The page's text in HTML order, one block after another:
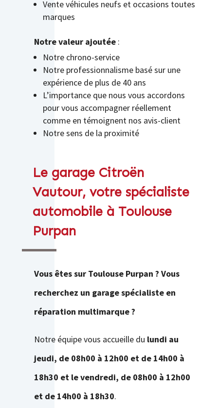
Vente véhicules neufs et occasions toutes
marques
Notre valeur ajoutée:
Notre chrono-service
Notre professionnalisme basé sur une
expérience de plus de 40 ans
L’importance que nous vous accordons
pour vous accompagner réellement
comme en témoignent nos avis-client
Notre sens de la proximité
Le garage Citroën
Vautour, votre spécialiste
automobile à Toulouse
Purpan
Vous êtes sur Toulouse Purpan ? Vous
recherchez un garage spécialiste en
réparation multimarque ?
Notre équipe vous accueille du lundi au
jeudi, de 08h00 à 12h00 et de 14h00 à
18h30 et le vendredi, de 08h00 à 12h00
et de 14h00 à 18h30.